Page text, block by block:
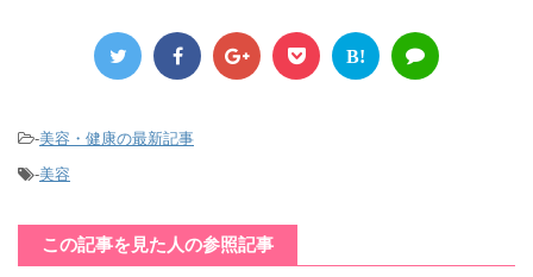
B!
-美容・健康の最新記事
-美容
この記事を見た人の参照記事